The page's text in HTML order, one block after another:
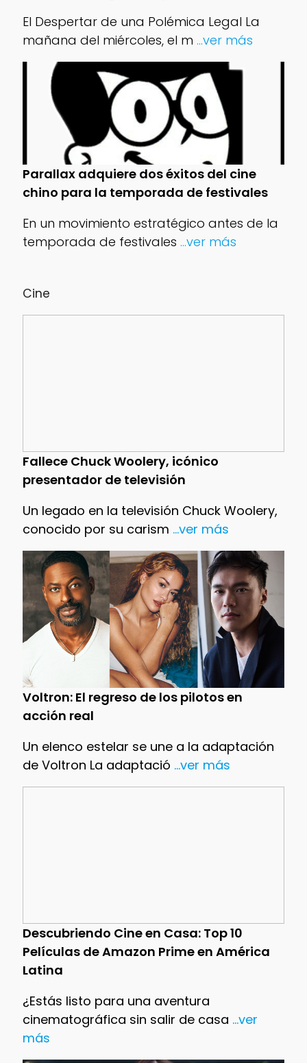
Cine
Fallece Chuck Woolery, icónico
presentador de televisión
Un legado en la televisión Chuck Woolery,
conocido por su carism ...ver más
Voltron: El regreso de los pilotos en
acción real
Un elenco estelar se une a la adaptación
de Voltron La adaptació ...ver más
Descubriendo Cine en Casa: Top 10
Películas de Amazon Prime en América
Latina
¿Estás listo para una aventura
cinematográfica sin salir de casa ...ver
más
El Despertar de una Polémica Legal La
mañana del miércoles, el m ...ver más
Parallax adquiere dos éxitos del cine
chino para la temporada de festivales
En un movimiento estratégico antes de la
temporada de festivales ...ver más